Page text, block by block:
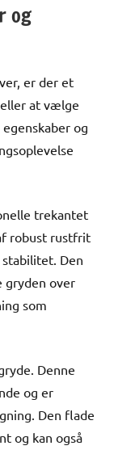
og
er der et
at vælge
og
trekantet
robust rustfrit
Den
gryden over
som
Denne
og er
Den flade
og kan også